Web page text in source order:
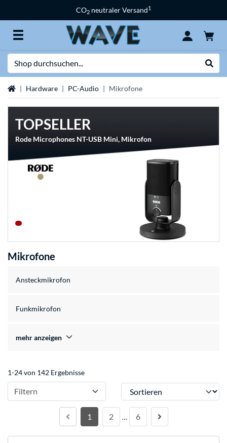
CO2 neutraler Versand1
StartseiteHardware PC-Audio Mikrofone
TOPSELLER
Rode Microphones NT-USB Mini, Mikrofon
Mikrofone
Ansteckmikrofon
Funkmikrofon
mehr anzeigen
1-24 von 142 Ergebnisse
Filtern Sortieren
1 2 … 6